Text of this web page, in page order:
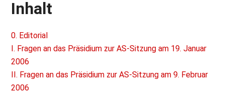
Inhalt
0. Editorial
I. Fragen an das Präsidium zur AS-Sitzung am 19. Januar
2006
II. Fragen an das Präsidium zur AS-Sitzung am 9. Februar
2006